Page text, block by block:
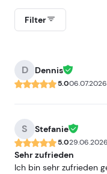
Filter
D Dennis
5.006.07.2026
S Stefanie
5.029.06.2026
Sehr zufrieden
Ich bin sehr zufrieden